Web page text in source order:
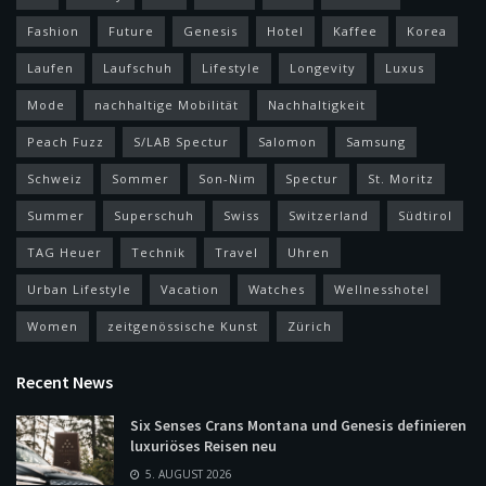
Fashion Future Genesis Hotel Kaffee Korea
Laufen Laufschuh Lifestyle Longevity Luxus
Mode nachhaltige Mobilität Nachhaltigkeit
Peach Fuzz S/LAB Spectur Salomon Samsung
Schweiz Sommer Son-Nim Spectur St. Moritz
Summer Superschuh Swiss Switzerland Südtirol
TAG Heuer Technik Travel Uhren
Urban Lifestyle Vacation Watches Wellnesshotel
Women zeitgenössische Kunst Zürich
Recent News
Six Senses Crans Montana und Genesis definieren
luxuriöses Reisen neu
5. AUGUST 2026